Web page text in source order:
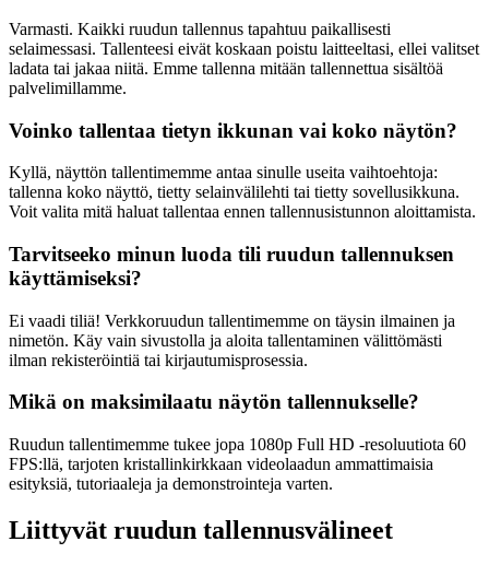
Varmasti. Kaikki ruudun tallennus tapahtuu paikallisesti
selaimessasi. Tallenteesi eivät koskaan poistu laitteeltasi, ellei valitset
ladata tai jakaa niitä. Emme tallenna mitään tallennettua sisältöä
palvelimillamme.
Voinko tallentaa tietyn ikkunan vai koko näytön?
Kyllä, näyttön tallentimemme antaa sinulle useita vaihtoehtoja:
tallenna koko näyttö, tietty selainvälilehti tai tietty sovellusikkuna.
Voit valita mitä haluat tallentaa ennen tallennusistunnon aloittamista.
Tarvitseeko minun luoda tili ruudun tallennuksen
käyttämiseksi?
Ei vaadi tiliä! Verkkoruudun tallentimemme on täysin ilmainen ja
nimetön. Käy vain sivustolla ja aloita tallentaminen välittömästi
ilman rekisteröintiä tai kirjautumisprosessia.
Mikä on maksimilaatu näytön tallennukselle?
Ruudun tallentimemme tukee jopa 1080p Full HD -resoluutiota 60
FPS:llä, tarjoten kristallinkirkkaan videolaadun ammattimaisia
esityksiä, tutoriaaleja ja demonstrointeja varten.
Liittyvät ruudun tallennusvälineet